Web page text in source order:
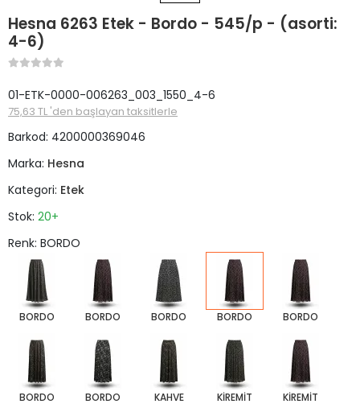
Hesna 6263 Etek - Bordo - 545/p - (asorti:
4-6)
01-ETK-0000-006263_003_1550_4-6
75,63 TL 'den başlayan taksitlerle
Barkod: 4200000369046
Marka: Hesna
Kategori: Etek
Stok: 20+
Renk: BORDO
BORDO BORDO BORDO BORDO BORDO
BORDO BORDO KAHVE KİREMİT KİREMİT